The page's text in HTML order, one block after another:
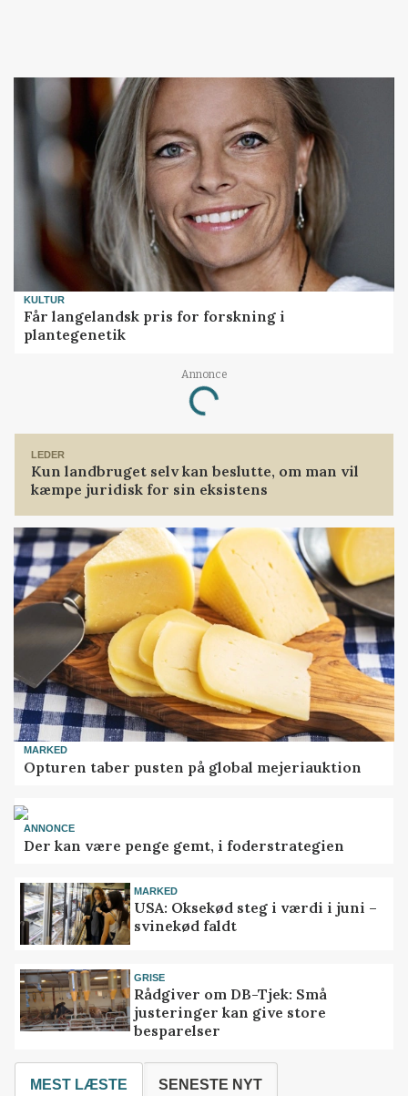
KULTUR
Får langelandsk pris for forskning i
plantegenetik
Annonce
Loading...
LEDER
Kun landbruget selv kan beslutte, om man vil
kæmpe juridisk for sin eksistens
MARKED
Opturen taber pusten på global mejeriauktion
ANNONCE
Der kan være penge gemt, i foderstrategien
MARKED
USA: Oksekød steg i værdi i juni –
svinekød faldt
GRISE
Rådgiver om DB-Tjek: Små
justeringer kan give store
besparelser
MEST LÆSTE SENESTE NYT